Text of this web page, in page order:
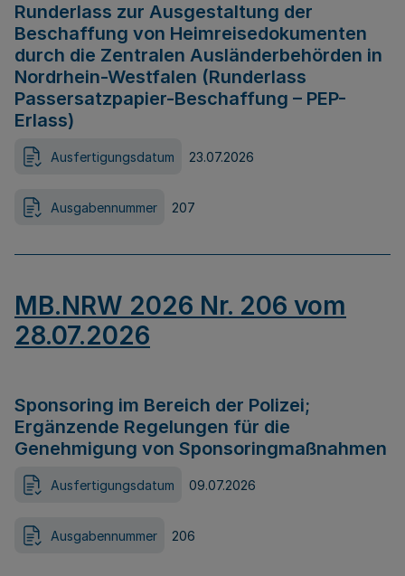
Runderlass zur Ausgestaltung der
Beschaffung von Heimreisedokumenten
durch die Zentralen Ausländerbehörden in
Nordrhein-Westfalen (Runderlass
Passersatzpapier-Beschaffung – PEP-
Erlass)
Ausfertigungsdatum 23.07.2026
Ausgabennummer 207
MB.NRW 2026 Nr. 206 vom
28.07.2026
Sponsoring im Bereich der Polizei;
Ergänzende Regelungen für die
Genehmigung von Sponsoringmaßnahmen
Ausfertigungsdatum 09.07.2026
Ausgabennummer 206